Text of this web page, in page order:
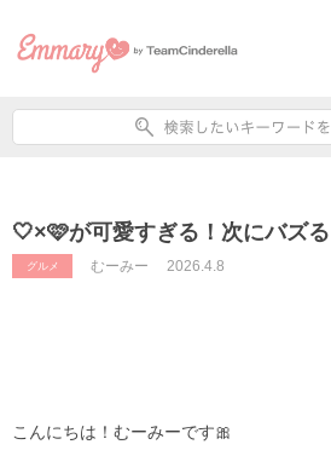
🤍×🩷が可愛すぎる！次にバズ
グルメ むーみー 2026.4.8
こんにちは！むーみーです🎀